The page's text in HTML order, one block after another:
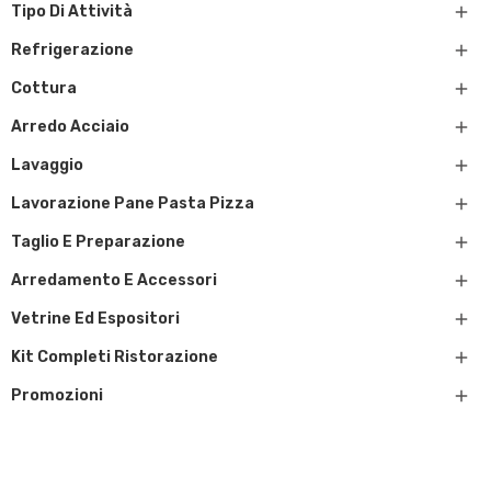
Tipo Di Attività 
Refrigerazione 
Cottura 
Arredo Acciaio 
Lavaggio 
Lavorazione Pane Pasta Pizza 
Taglio E Preparazione 
Arredamento E Accessori 
Vetrine Ed Espositori 
Kit Completi Ristorazione 
Promozioni 